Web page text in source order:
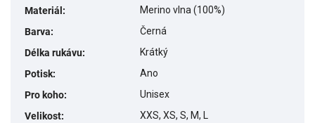
Materiál :
Merino vlna (100%)
Barva:
Černá
Délka rukávu:
Krátký
Potisk:
Ano
Pro koho:
Unisex
Velikost: XXS, XS, S, M, L